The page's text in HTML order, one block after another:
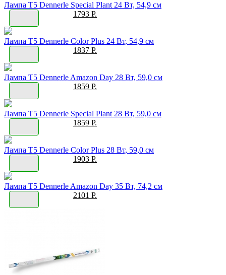
Лампа T5 Dennerle Special Plant 24 Вт, 54,9 см
1793 Р.
Лампа T5 Dennerle Color Plus 24 Вт, 54,9 см
1837 Р.
Лампа T5 Dennerle Amazon Day 28 Вт, 59,0 см
1859 Р.
Лампа T5 Dennerle Special Plant 28 Вт, 59,0 см
1859 Р.
Лампа T5 Dennerle Color Plus 28 Вт, 59,0 см
1903 Р.
Лампа T5 Dennerle Amazon Day 35 Вт, 74,2 см
2101 Р.